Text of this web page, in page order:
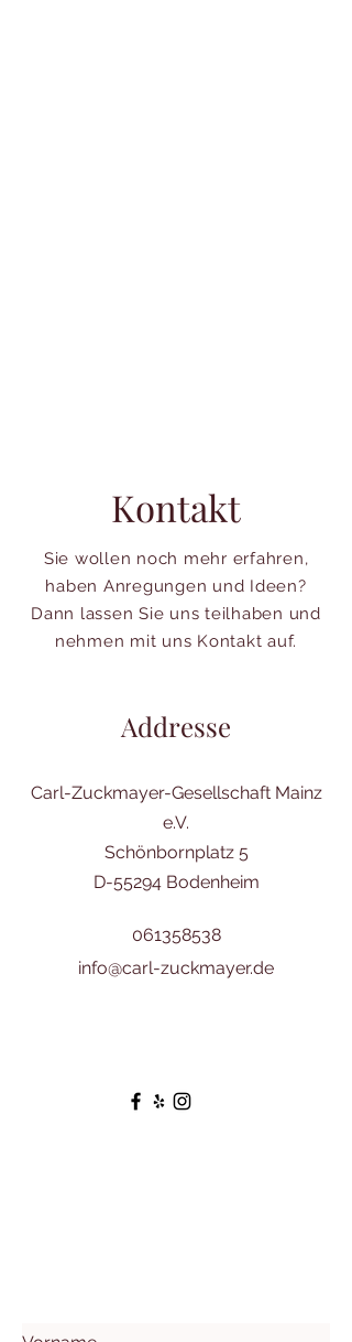
Kontakt
Sie wollen noch mehr erfahren,
haben Anregungen und Ideen?
Dann lassen Sie uns teilhaben und
nehmen mit uns Kontakt auf.
Addresse
Carl-Zuckmayer-Gesellschaft Mainz
e.V.
Schönbornplatz 5
D-55294 Bodenheim
061358538
info@carl-zuckmayer.de